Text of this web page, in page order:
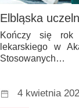
Elbląska
Kończy się rok
lekarskiego w
Stosowanych…
4 kwietnia